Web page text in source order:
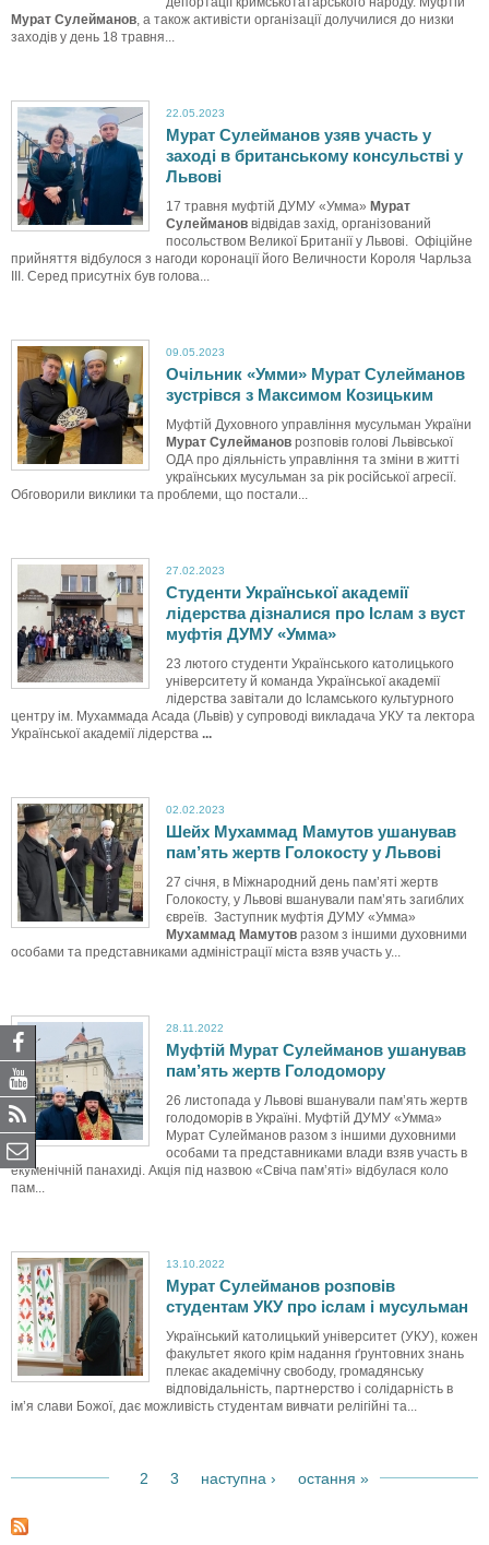
Мурат Сулейманов , а також активісти організації долучилися до низки
заходів у день 18 травня...
22.05.2023
Мурат Сулейманов узяв участь у
заході в британському консульстві у
Львові
17 травня муфтій ДУМУ «Умма» Мурат
Сулейманов відвідав захід, організований
посольством Великої Британії у Львові. Офіційне
прийняття відбулося з нагоди коронації його Величности Короля Чарльза
III. Серед присутніх був голова...
09.05.2023
Очільник «Умми» Мурат Сулейманов
зустрівся з Максимом Козицьким
Муфтій Духовного управління мусульман України
Мурат Сулейманов розповів голові Львівської
ОДА про діяльність управління та зміни в житті
українських мусульман за рік російської агресії.
Обговорили виклики та проблеми, що постали...
27.02.2023
Студенти Української академії
лідерства дізналися про Іслам з вуст
муфтія ДУМУ «Умма»
23 лютого студенти Українського католицького
університету й команда Української академії
лідерства завітали до Ісламського культурного
центру ім. Мухаммада Асада (Львів) у супроводі викладача УКУ та лектора
Української академії лідерства ...
02.02.2023
Шейх Мухаммад Мамутов ушанував
пам’ять жертв Голокосту у Львові
27 січня, в Міжнародний день пам’яті жертв
Голокосту, у Львові вшанували пам’ять загиблих
євреїв. Заступник муфтія ДУМУ «Умма»
Мухаммад Мамутов разом з іншими духовними
особами та представниками адміністрації міста взяв участь у...
28.11.2022
Муфтій Мурат Сулейманов ушанував
пам’ять жертв Голодомору
26 листопада у Львові вшанували пам’ять жертв
голодоморів в Україні. Муфтій ДУМУ «Умма»
Мурат Сулейманов разом з іншими духовними
особами та представниками влади взяв участь в
екуменічній панахиді. Акція під назвою «Свіча пам’яті» відбулася коло
пам...
13.10.2022
Мурат Сулейманов розповів
студентам УКУ про іслам і мусульман
Український католицький університет (УКУ), кожен
факультет якого крім надання ґрунтовних знань
плекає академічну свободу, громадянську
відповідальність, партнерство і солідарність в
ім’я слави Божої, дає можливість студентам вивчати релігійні та...
С
2 3 наступна › остання »